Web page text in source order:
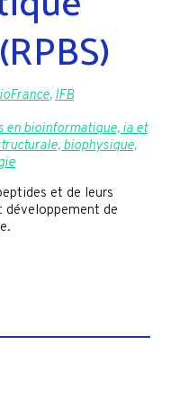
,IFB
en bioinformatique, ia et
biophysique,
et de leurs
développement de